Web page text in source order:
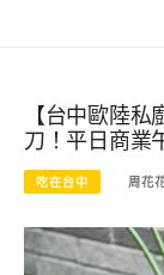
【台中歐陸
刀！平日商業
吃在台中 周花